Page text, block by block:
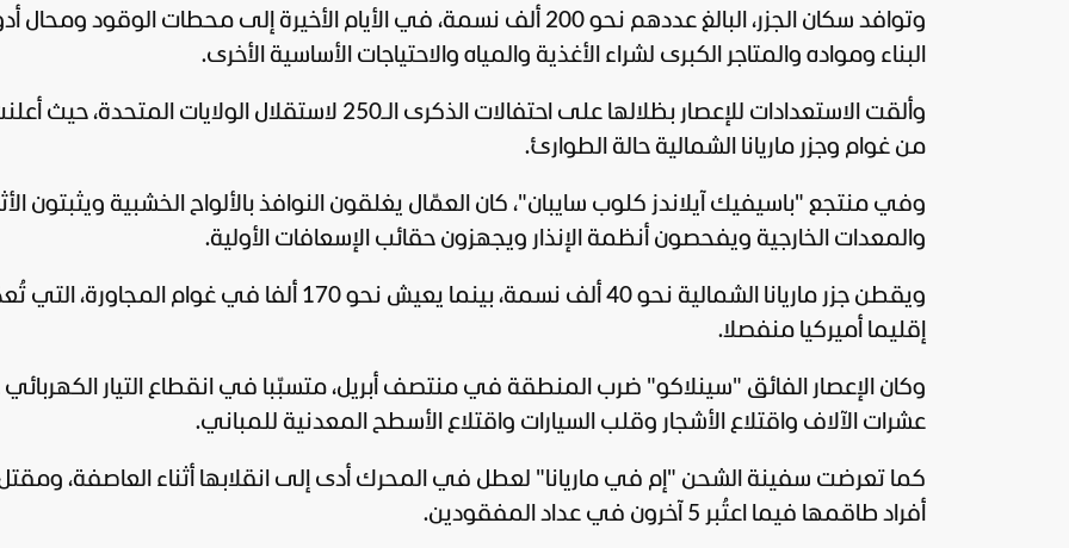
وتوافد سكان الجزر، البالغ عددهم نحو 200 ألف نسمة، في الأيام الأخيرة إلى محطات الوقود ومحال
البناء ومواده والمتاجر الكبرى لشراء الأغذية والمياه والاحتياجات الأساسية الأخرى.
وألقت الاستعدادات للإعصار بظلالها على احتفالات الذكرى الـ250 لاستقلال الولايات المتحدة، حيث
من غوام وجزر ماريانا الشمالية حالة الطوارئ.
وفي منتجع "باسيفيك آيلاندز كلوب سايبان"، كان العمّال يغلقون النوافذ بالألواح الخشبية ويثبتون
والمعدات الخارجية ويفحصون أنظمة الإنذار ويجهزون حقائب الإسعافات الأولية.
ويقطن جزر ماريانا الشمالية نحو 40 ألف نسمة، بينما يعيش نحو 170 ألفا في غوام المجاورة، التي
إقليما أميركيا منفصلا.
وكان الإعصار الفائق "سينلاكو" ضرب المنطقة في منتصف أبريل، متسبّبا في انقطاع التيار
عشرات الآلاف واقتلاع الأشجار وقلب السيارات واقتلاع الأسطح المعدنية للمباني.
كما تعرضت سفينة الشحن "إم في ماريانا" لعطل في المحرك أدى إلى انقلابها أثناء العاصفة،
أفراد طاقمها فيما اعتُبر 5 آخرون في عداد المفقودين.